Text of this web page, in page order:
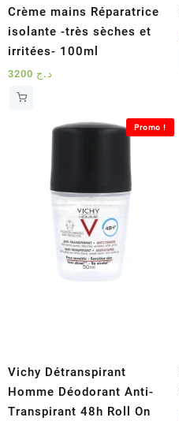
Crème mains Réparatrice
isolante -très sèches et
irritées- 100ml
د.ج
Promo !
Vichy Détranspirant
Homme Déodorant Anti-
Transpirant 48h Roll On